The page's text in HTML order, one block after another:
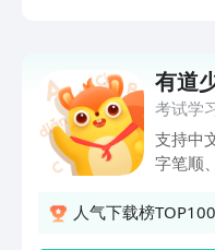
查询，
库：英
词、反
库：提
充词
加。 扩
有道
考试学
支持中
字笔顺
古诗词
人气下载榜TOP100